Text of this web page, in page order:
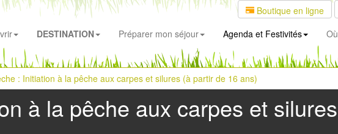
Boutique en ligne
DESTINATION Préparer mon séjour Agenda et Festivités
: Initiation à la pêche aux carpes et silures (à partir de 16 ans)
à la pêche aux carpes et